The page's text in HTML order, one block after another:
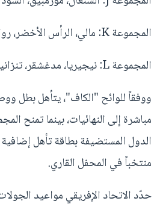
المجموعة K: مالي، الرأس الأخضر، رواندا، ليبيريا.
المجموعة L: نيجيريا، مدغشقر، تنزانيا، غينيا بيساو.
ووفقاً للوائح "الكاف"، يتأهل بطل
مباشرة إلى النهائيات، بينما تمنح
منتخباً في المحفل القاري.
حدّد الاتحاد الإفريقي مواعيد